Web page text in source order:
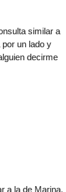
similar a
un lado y
decirme
a la de Marina,